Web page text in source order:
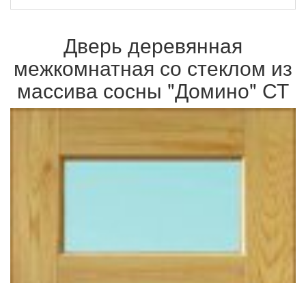
Дверь деревянная
межкомнатная со стеклом из
массива сосны "Домино" СТ